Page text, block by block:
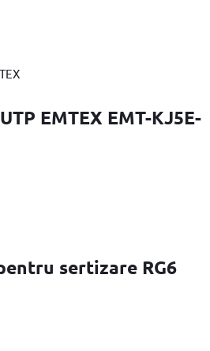
EMTEX EMT-KJ5E-
sertizare RG6